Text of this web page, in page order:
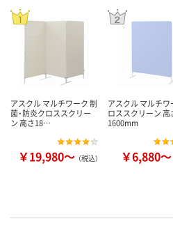
アスクル マルチワーク 制
菌・防炎クロススクリー
ン 高さ18…
￥19,980～ （税込）
アスクル マルチワ
ロススクリーン 高
1600mm
￥6,880～